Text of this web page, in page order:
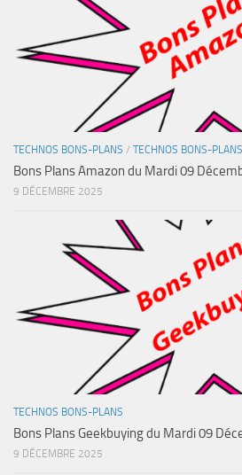
TECHNOS BONS-PLANS / TECHNOS BONS-
Bons Plans Amazon du Mardi 09
9 DÉCEMBRE 2025
TECHNOS BONS-PLANS
Bons Plans Geekbuying du Mardi 09
9 DÉCEMBRE 2025